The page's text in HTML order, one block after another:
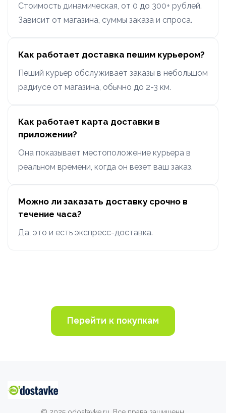
Стоимость динамическая, от 0 до 300+ рублей.
Зависит от магазина, суммы заказа и спроса.
Как работает доставка пешим курьером?
Пеший курьер обслуживает заказы в небольшом
радиусе от магазина, обычно до 2-3 км.
Как работает карта доставки в
приложении?
Она показывает местоположение курьера в
реальном времени, когда он везет ваш заказ.
Можно ли заказать доставку срочно в
течение часа?
Да, это и есть экспресс-доставка.
Перейти к покупкам